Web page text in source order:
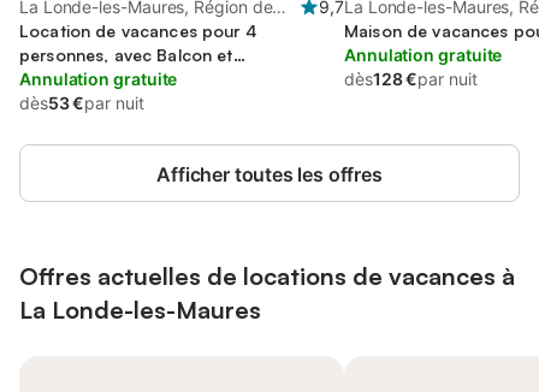
La Londe-les-Maures, Région de
Toulon
9,7
Location de vacances pour 4
personnes, avec Balcon et
Balcon/Terrasse ainsi que Terrasse et
Jardin
Annulation gratuite
dès53 €par nuit
La Londe-les-Maures,
Toulon
Maison de vacances
Annulation gratuite
dès128 €par nuit
Afficher toutes les offres
Offres actuelles de locations de vacances à
La Londe-les-Maures